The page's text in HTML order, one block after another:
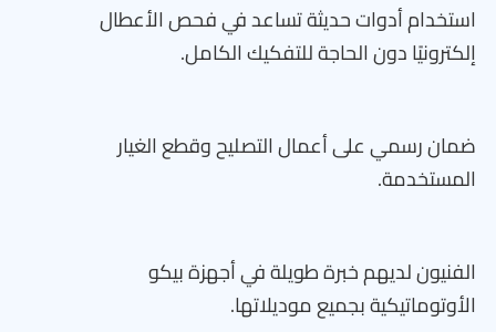
استخدام أدوات حديثة تساعد في فحص الأعطال
إلكترونيًا دون الحاجة للتفكيك الكامل.
ضمان رسمي على أعمال التصليح وقطع الغيار
المستخدمة.
الفنيون لديهم خبرة طويلة في أجهزة بيكو
الأوتوماتيكية بجميع موديلاتها.